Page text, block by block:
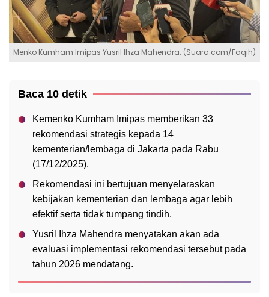
Menko Kumham Imipas Yusril Ihza Mahendra. (Suara.com/Faqih)
Baca 10 detik
Kemenko Kumham Imipas memberikan 33
rekomendasi strategis kepada 14
kementerian/lembaga di Jakarta pada Rabu
(17/12/2025).
Rekomendasi ini bertujuan menyelaraskan
kebijakan kementerian dan lembaga agar lebih
efektif serta tidak tumpang tindih.
Yusril Ihza Mahendra menyatakan akan ada
evaluasi implementasi rekomendasi tersebut pada
tahun 2026 mendatang.